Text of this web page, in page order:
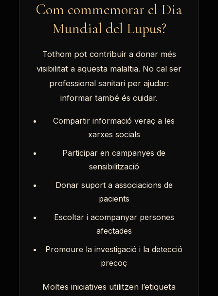
Com commemorar el Dia
Mundial del Lupus?
Tothom pot contribuir a donar més
visibilitat a aquesta malaltia. No cal ser
professional sanitari per ajudar:
informar també és cuidar.
Compartir informació veraç a les
xarxes socials
Participar en campanyes de
sensibilització
Donar suport a associacions de
pacients
Escoltar i acompanyar persones
afectades
Promoure la investigació i la detecció
precoç
Moltes iniciatives utilitzen l’etiqueta